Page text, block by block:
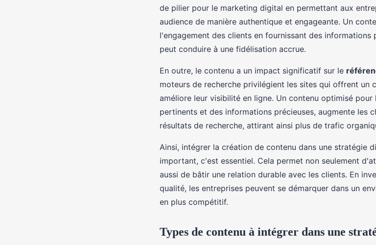
de pilier pour le marketing digital en permettant aux
audience de manière authentique et engageante. Un
l'engagement des clients en fournissant des
peut conduire à une fidélisation accrue.
En outre, le contenu a un impact significatif sur le
moteurs de recherche privilégient les sites qui offrent un
améliore leur visibilité en ligne. Un contenu optimisé pour
pertinents et des informations précieuses, augmente les
résultats de recherche, attirant ainsi plus de trafic
Ainsi, intégrer la création de contenu dans une stratégie
important, c'est essentiel. Cela permet non seulement
aussi de bâtir une relation durable avec les clients. En
qualité, les entreprises peuvent se démarquer dans un
en plus compétitif.
Types de contenu à intégrer dans une